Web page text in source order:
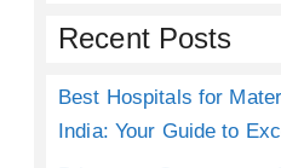
Recent Posts
Best Hospitals for
India: Your Guide to